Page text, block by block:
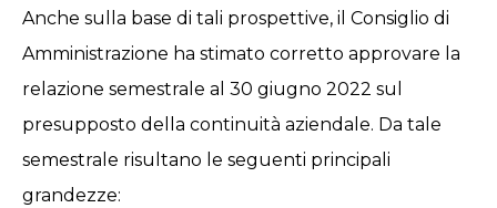
Anche sulla base di tali prospettive, il Consiglio di
Amministrazione ha stimato corretto approvare la
relazione semestrale al 30 giugno 2022 sul
presupposto della continuità aziendale. Da tale
semestrale risultano le seguenti principali
grandezze: